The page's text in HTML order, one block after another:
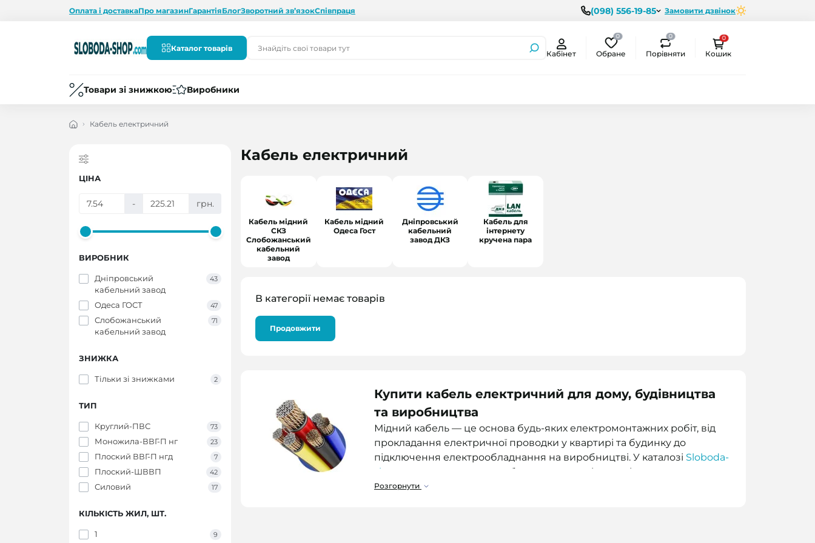
Оплата і доставкаПро магазинГарантіяБлогЗворотний зв’язокСпівпраця (098) 556-19-85 Замовити дзвінок
Каталог товарів
Кабінет
0
Обране
0
Порівняти
0
Кошик
Товари зі знижкою Виробники
Кабель електричний
ЦІНА
- грн.
ВИРОБНИК
Дніпровський
кабельний завод
43
Одеса ГОСТ 47
Слобожанський
кабельний завод
71
ЗНИЖКА
Тільки зі знижками 2
ТИП
Круглий-ПВС 73
Моножила-ВВГ-П нг 23
Плоский ВВГ-П нгд 7
Плоский-ШВВП 42
Силовий 17
КІЛЬКІСТЬ ЖИЛ, ШТ.
1 9
Кабель електричний
Кабель мідний
СКЗ
Слобожанський
кабельний
завод
Кабель мідний
Одеса Гост
Дніпровський
кабельний
завод ДКЗ
Кабель для
інтернету
кручена пара
В категорії немає товарів
Продовжити
Купити кабель електричний для дому, будівництва
та виробництва
Мідний кабель — це основа будь-яких електромонтажних робіт, від
прокладання електричної проводки у квартирі та будинку до
підключення електрообладнання на виробництві. У каталозі Sloboda-
shop.com
представлена кабельна продукція для різних умов
експлуатації з можливістю купити в роздріб або оптом з ПДВ за
Розгорнути